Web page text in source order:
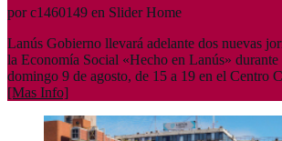
por c1460149 en Slider Home
Lanús Gobierno llevará adelante dos nuevas
la Economía Social «Hecho en Lanús» durante
domingo 9 de agosto, de 15 a 19 en el Centro
[Mas Info]